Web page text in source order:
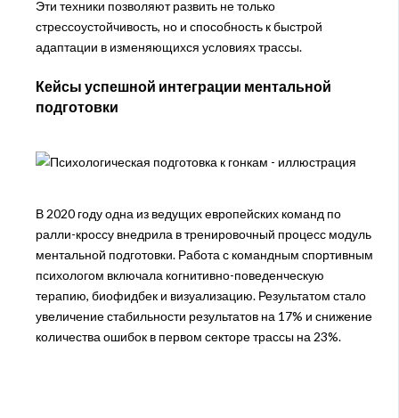
Эти техники позволяют развить не только
стрессоустойчивость, но и способность к быстрой
адаптации в изменяющихся условиях трассы.
Кейсы успешной интеграции ментальной
подготовки
В 2020 году одна из ведущих европейских команд по
ралли-кроссу внедрила в тренировочный процесс модуль
ментальной подготовки. Работа с командным спортивным
психологом включала когнитивно-поведенческую
терапию, биофидбек и визуализацию. Результатом стало
увеличение стабильности результатов на 17% и снижение
количества ошибок в первом секторе трассы на 23%.